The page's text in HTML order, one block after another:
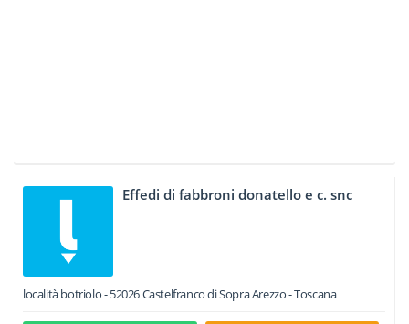
Effedi di fabbroni donatello e c. snc
località botriolo-52026Castelfranco di SopraArezzo -Toscana